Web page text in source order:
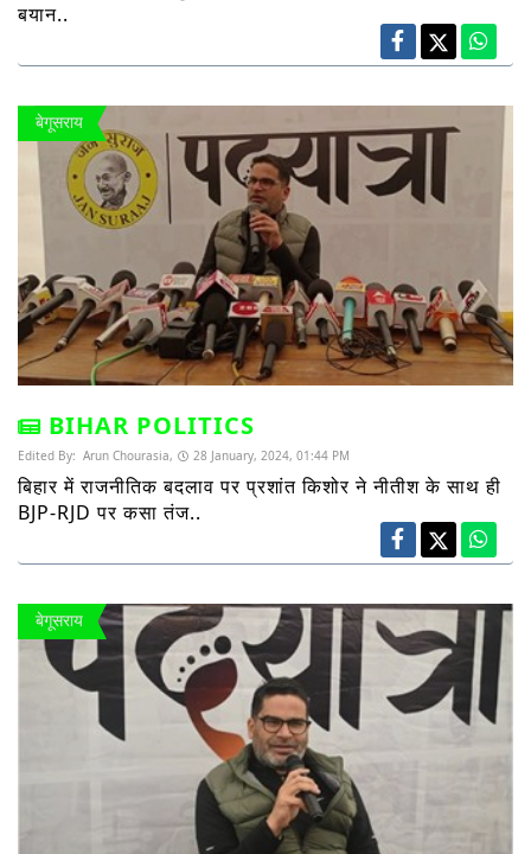
बयान..
बेगूसराय
BIHAR POLITICS
Edited By: Arun Chourasia, 28 January, 2024, 01:44 PM
बिहार में राजनीतिक बदलाव पर प्रशांत किशोर ने नीतीश के साथ ही
BJP-RJD पर कसा तंज..
बेगूसराय